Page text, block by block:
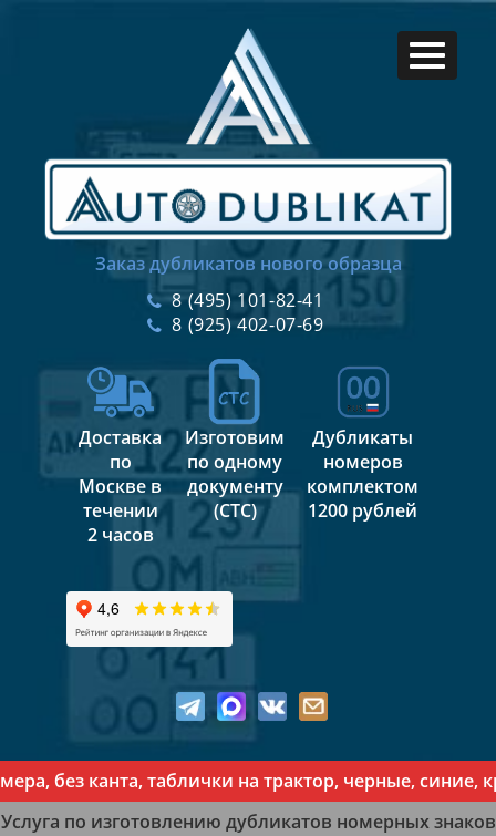
Заказ дубликатов нового образца
8 (495) 101-82-41
8 (925) 402-07-69
Доставка
по
Москве в
течении
2 часов
Изготовим
по одному
документу
(СТС)
Дубликаты
номеров
комплектом
1200 рублей
без канта, таблички на трактор, черные, синие,
Услуга по изготовлению дубликатов номерных знаков